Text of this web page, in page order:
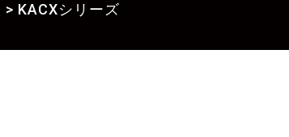
> KACXシリーズ